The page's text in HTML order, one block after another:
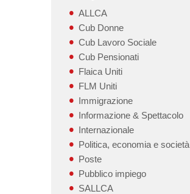
ALLCA
Cub Donne
Cub Lavoro Sociale
Cub Pensionati
Flaica Uniti
FLM Uniti
Immigrazione
Informazione & Spettacolo
Internazionale
Politica, economia e società
Poste
Pubblico impiego
SALLCA